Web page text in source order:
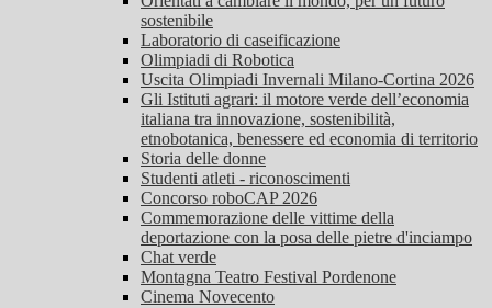
sostenibile
Laboratorio di caseificazione
Olimpiadi di Robotica
Uscita Olimpiadi Invernali Milano-Cortina 2026
Gli Istituti agrari: il motore verde dell’economia
italiana tra innovazione, sostenibilità,
etnobotanica, benessere ed economia di territorio
Storia delle donne
Studenti atleti - riconoscimenti
Concorso roboCAP 2026
Commemorazione delle vittime della
deportazione con la posa delle pietre d'inciampo
Chat verde
Montagna Teatro Festival Pordenone
Cinema Novecento